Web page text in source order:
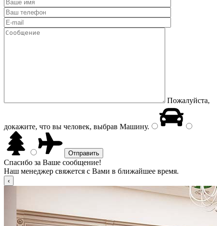
Пожалуйста,
докажите, что вы человек, выбрав Машину.
Спасибо за Ваше сообщение!
Наш менеджер свяжется с Вами в ближайшее время.